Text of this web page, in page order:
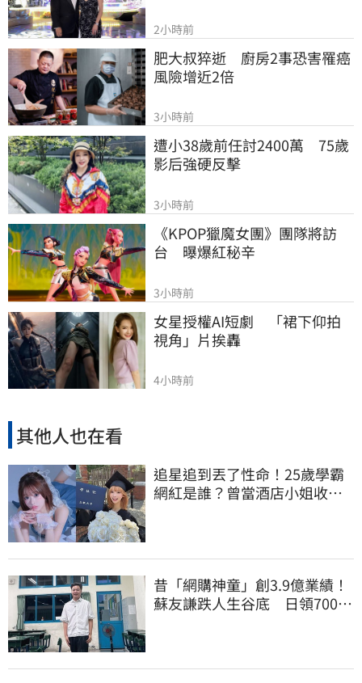
2小時前
肥大叔猝逝　廚房2事恐害罹癌
風險增近2倍
3小時前
遭小38歲前任討2400萬　75歲
影后強硬反擊
3小時前
《KPOP獵魔女團》團隊將訪
台　曝爆紅秘辛
3小時前
女星授權AI短劇　「裙下仰拍
視角」片挨轟
4小時前
其他人也在看
追星追到丟了性命！25歲學霸
網紅是誰？曾當酒店小姐收入
昔「網購神童」創3.9億業績！
蘇友謙跌人生谷底 日領700元